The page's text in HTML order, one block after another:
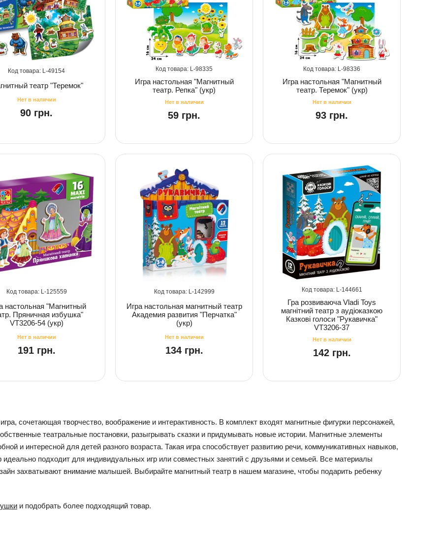
49154
театр "Теремок"
90 грн.
98335
Игра настольная "Магнитный
театр. Репка" (укр)
59 грн.
98336
Игра настольная "Магнитный
театр. Теремок" (укр)
93 грн.
125559
настольная "Магнитный
Пряничная избушка"
VT3206-54 (укр)
191 грн.
142999
Игра настольная магнитный театр
Академия развития "Перчатка"
(укр)
134 грн.
144661
Гра розвиваюча Vladi Toys
магнітний театр з аудіоказкою
Казкові голоси "Рукавичка"
VT3206-37
142 грн.
сочетающая творчество, воображение и интерактивность. В комплект входят магнитные фигурки персонажей,
театральные постановки, разыгрывать сказки и придумывать новые истории. Магнитные элементы
и интересной для детей разного возраста. Такая игра способствует развитию речи, коммуникативных навыков,
подходит для индивидуальных игр или совместных занятий с друзьями и семьей. Все материалы
захватывают внимание малышей. Выбирайте магнитный театр в нашем магазине, чтобы подарить ребенку
и подобрать более подходящий товар.